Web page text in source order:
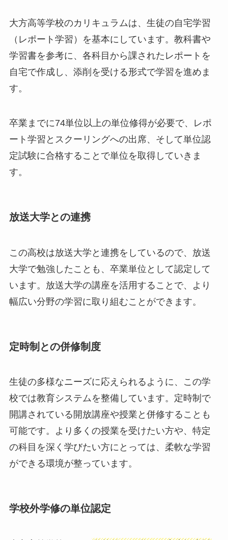
大方高等学校のカリキュラムは、生徒の自宅学習
（レポート学習）を基本にしています。教科書や
学習書を参考に、各科目から課されたレポートを
自宅で作成し、添削を受ける形式で学習を進めま
す。
卒業までに74単位以上の単位修得が必要で、レポ
ート学習とスクーリングへの出席、そして単位認
定試験に合格することで単位を取得していきま
す。
放送大学との連携
この高校は放送大学と連携をしているので、放送
大学で勉強したことも、卒業単位として認定して
います。放送大学の講座を活用することで、より
幅広い分野の学習に取り組むことができます。
定時制との併修制度
生徒の多様なニーズに応えられるように、この学
校では教育システムを整備しています。定時制で
開講されている開放講座や授業と併修することも
可能です。より多くの授業を受けたい方や、特定
の科目を深く学びたい方にとっては、柔軟な学習
ができる環境が整っています。
学校外学修の単位認定